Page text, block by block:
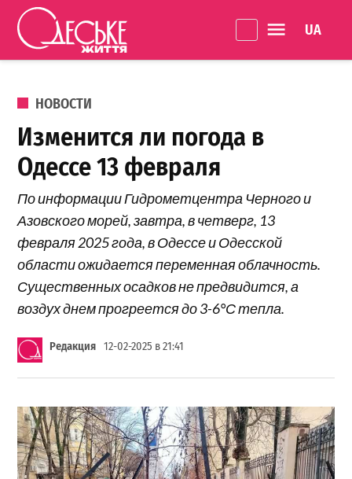
Перейти к содержанию
життя
ОПУБЛИКОВАНО В
НОВОСТИ
Изменится ли погода в
Одессе 13 февраля
По информации Гидрометцентра Черного и
Азовского морей, завтра, в четверг, 13
февраля 2025 года, в Одессе и Одесской
области ожидается переменная облачность.
Существенных осадков не предвидится, а
воздух днем прогреется до 3-6°С тепла.
Редакция 12-02-2025 в 21:41